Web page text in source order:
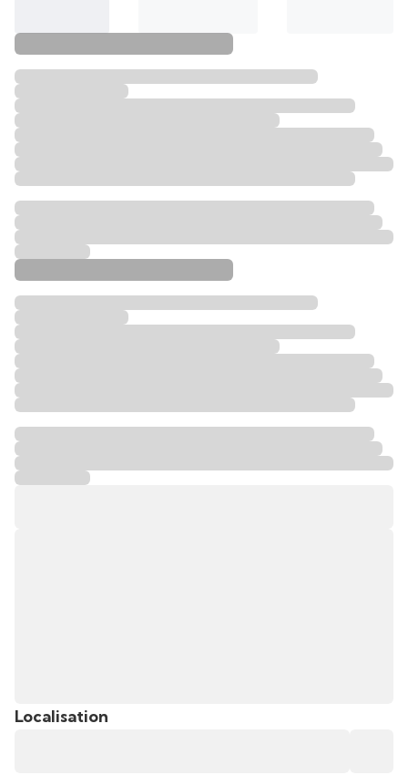
Localisation